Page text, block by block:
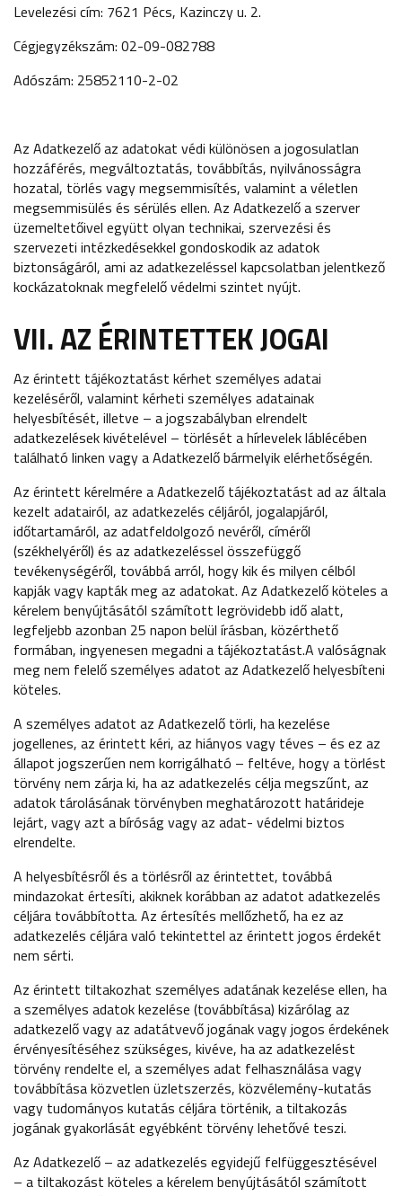
Levelezési cím: 7621 Pécs, Kazinczy u. 2.
Cégjegyzékszám: 02-09-082788
Adószám: 25852110-2-02
Az Adatkezelő az adatokat védi különösen a jogosulatlan
hozzáférés, megváltoztatás, továbbítás, nyilvánosságra
hozatal, törlés vagy megsemmisítés, valamint a véletlen
megsemmisülés és sérülés ellen. Az Adatkezelő a szerver
üzemeltetőivel együtt olyan technikai, szervezési és
szervezeti intézkedésekkel gondoskodik az adatok
biztonságáról, ami az adatkezeléssel kapcsolatban jelentkező
kockázatoknak megfelelő védelmi szintet nyújt.
VII. AZ ÉRINTETTEK JOGAI
Az érintett tájékoztatást kérhet személyes adatai
kezeléséről, valamint kérheti személyes adatainak
helyesbítését, illetve – a jogszabályban elrendelt
adatkezelések kivételével – törlését a hírlevelek láblécében
található linken vagy a Adatkezelő bármelyik elérhetőségén.
Az érintett kérelmére a Adatkezelő tájékoztatást ad az általa
kezelt adatairól, az adatkezelés céljáról, jogalapjáról,
időtartamáról, az adatfeldolgozó nevéről, címéről
(székhelyéről) és az adatkezeléssel összefüggő
tevékenységéről, továbbá arról, hogy kik és milyen célból
kapják vagy kapták meg az adatokat. Az Adatkezelő köteles a
kérelem benyújtásától számított legrövidebb idő alatt,
legfeljebb azonban 25 napon belül írásban, közérthető
formában, ingyenesen megadni a tájékoztatást.A valóságnak
meg nem felelő személyes adatot az Adatkezelő helyesbíteni
köteles.
A személyes adatot az Adatkezelő törli, ha kezelése
jogellenes, az érintett kéri, az hiányos vagy téves – és ez az
állapot jogszerűen nem korrigálható – feltéve, hogy a törlést
törvény nem zárja ki, ha az adatkezelés célja megszűnt, az
adatok tárolásának törvényben meghatározott határideje
lejárt, vagy azt a bíróság vagy az adat- védelmi biztos
elrendelte.
A helyesbítésről és a törlésről az érintettet, továbbá
mindazokat értesíti, akiknek korábban az adatot adatkezelés
céljára továbbította. Az értesítés mellőzhető, ha ez az
adatkezelés céljára való tekintettel az érintett jogos érdekét
nem sérti.
Az érintett tiltakozhat személyes adatának kezelése ellen, ha
a személyes adatok kezelése (továbbítása) kizárólag az
adatkezelő vagy az adatátvevő jogának vagy jogos érdekének
érvényesítéséhez szükséges, kivéve, ha az adatkezelést
törvény rendelte el, a személyes adat felhasználása vagy
továbbítása közvetlen üzletszerzés, közvélemény-kutatás
vagy tudományos kutatás céljára történik, a tiltakozás
jogának gyakorlását egyébként törvény lehetővé teszi.
Az Adatkezelő – az adatkezelés egyidejű felfüggesztésével
– a tiltakozást köteles a kérelem benyújtásától számított